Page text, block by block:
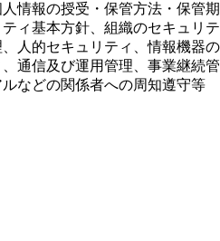
情報の授受・保管方法・保管期
ィ基本方針、組織のセキュリテ
人的セキュリティ、情報機器の
通信及び運用管理、事業継続管
などの関係者への周知遵守等